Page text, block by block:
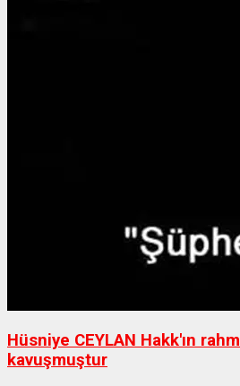
Hüsniye CEYLAN Hakk'ın
kavuşmuştur